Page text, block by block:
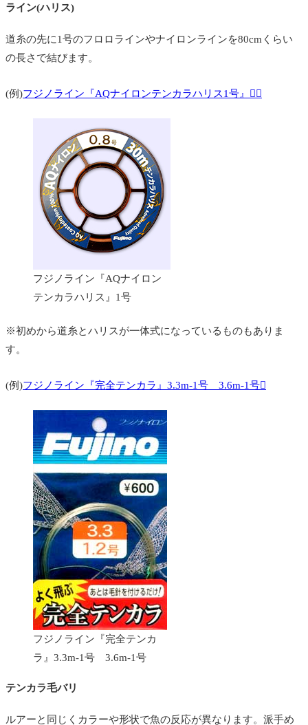
ライン(ハリス)
道糸の先に1号のフロロラインやナイロンラインを80cmくらい
の長さで結びます。
(例)フジノライン『AQナイロンテンカラハリス1号』
フジノライン『AQナイロン
テンカラハリス』1号
※初めから道糸とハリスが一体式になっているものもありま
す。
(例)フジノライン『完全テンカラ』3.3m-1号 3.6m-1号
フジノライン『完全テンカ
ラ』3.3m-1号 3.6m-1号
テンカラ毛バリ
ルアーと同じくカラーや形状で魚の反応が異なります。派手め